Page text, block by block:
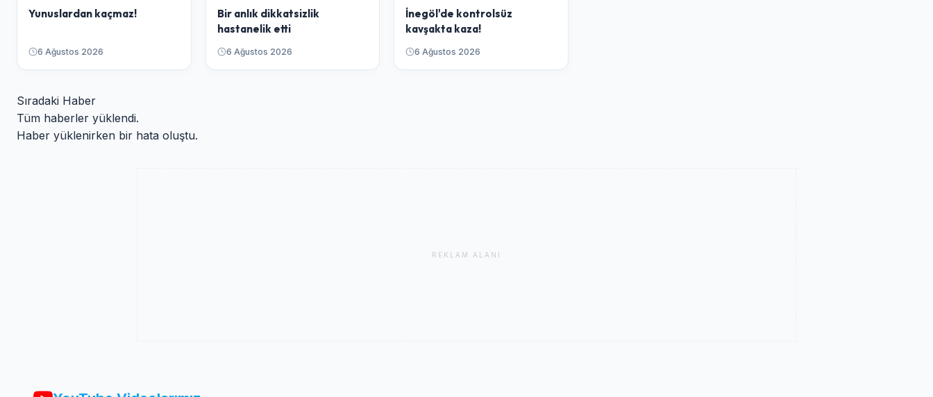
Yunuslardan kaçmaz!
6 Ağustos 2026
Bir anlık dikkatsizlik
hastanelik etti
6 Ağustos 2026
İnegöl'de kontrolsüz
kavşakta kaza!
6 Ağustos 2026
Sıradaki Haber
Tüm haberler yüklendi.
Haber yüklenirken bir hata oluştu.
REKLAM ALANI